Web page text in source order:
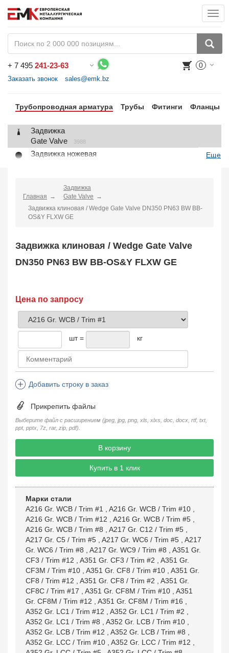
+ 7 495 241-23-63
Заказать звонок sales@emk.bz
0
Трубопроводная арматура Трубы Фитинги Фланцы
Задвижка
Gate Valve
3988
Задвижка ножевая
Globe Valve
2191
Клапан регулирующий
Control Valve
2
Клапан обратный
Plug Valve
148
Затвор дисковый
Фильтр сетчатый
Strainer
1138
Конденсатоотводчик
Steam Trap
4
Компенсатор
Пламегаситель
Flame Arrester
73
Заказать в 1 клик
Еще
Главная
Задвижка
Gate Valve
Задвижка клиновая / Wedge Gate Valve DN350 PN63 BW BB-
OS&Y FLXW GE
Задвижка клиновая / Wedge Gate Valve
DN350 PN63 BW BB-OS&Y FLXW GE
Цена по запросу
шт = кг
Добавить строку в заказ
Прикрепить файлы
Выберите файл с расширением (jpeg, jpg, png, xls, xlxs, doc, docx, rtf, txt,
ppt, pptx, 7z, rar, zip, pdf).
В корзину
Купить в 1 клик
Марки стали
A216 Gr. WCB / Trim #1
A216 Gr. WCB / Trim #10
A216 Gr. WCB / Trim #12
A216 Gr. WCB / Trim #5
A216 Gr. WCB / Trim #8
A217 Gr. C12 / Trim #5
A217 Gr. C5 / Trim #5
A217 Gr. WC6 / Trim #5
A217
Gr. WC6 / Trim #8
A217 Gr. WC9 / Trim #8
A351 Gr.
CF3 / Trim #12
A351 Gr. CF3 / Trim #2
A351 Gr.
CF3M / Trim #10
A351 Gr. CF8 / Trim #10
A351 Gr.
CF8 / Trim #12
A351 Gr. CF8 / Trim #2
A351 Gr.
CF8C / Trim #17
A351 Gr. CF8M / Trim #10
A351
Gr. CF8M / Trim #12
A351 Gr. CF8M / Trim #16
A352 Gr. LC1 / Trim #12
A352 Gr. LC1 / Trim #2
A352 Gr. LC1 / Trim #8
A352 Gr. LCB / Trim #10
A352 Gr. LCB / Trim #12
A352 Gr. LCB / Trim #8
A352 Gr. LCC / Trim #10
A352 Gr. LCC / Trim #12